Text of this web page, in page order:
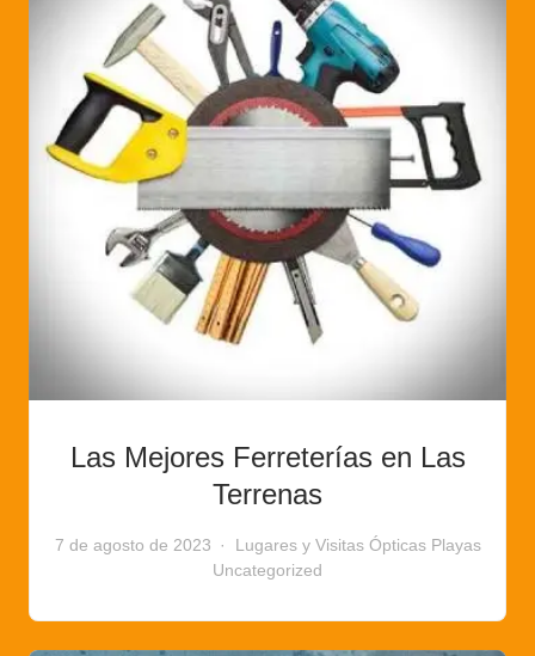
Las Mejores Ferreterías en Las
Terrenas
7 de agosto de 2023 Lugares y Visitas Ópticas Playas
Uncategorized